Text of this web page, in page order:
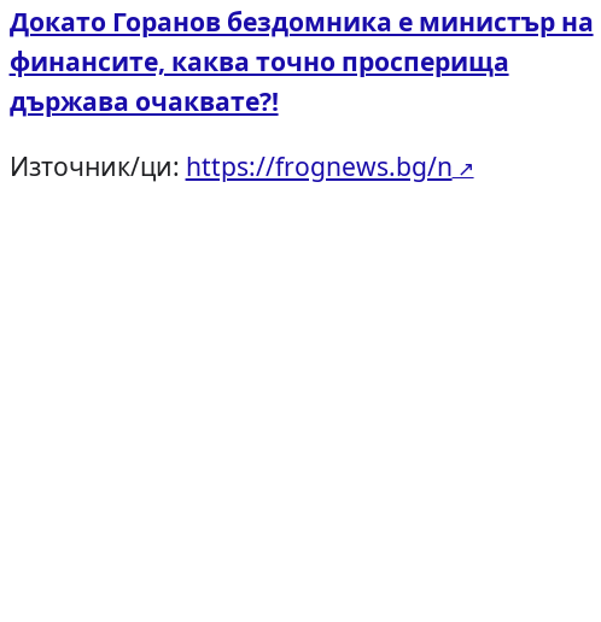
Докато Горанов бездомника е министър на
финансите, каква точно просперища
държава очаквате?!
Източник/ци: https://frognews.bg/n